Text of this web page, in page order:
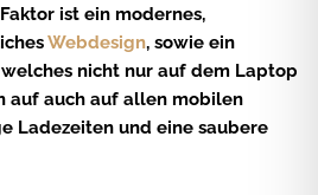
ist ein modernes,
Webdesign, sowie ein
welches nicht nur auf dem Laptop
auf auch auf allen mobilen
Ladezeiten und eine saubere